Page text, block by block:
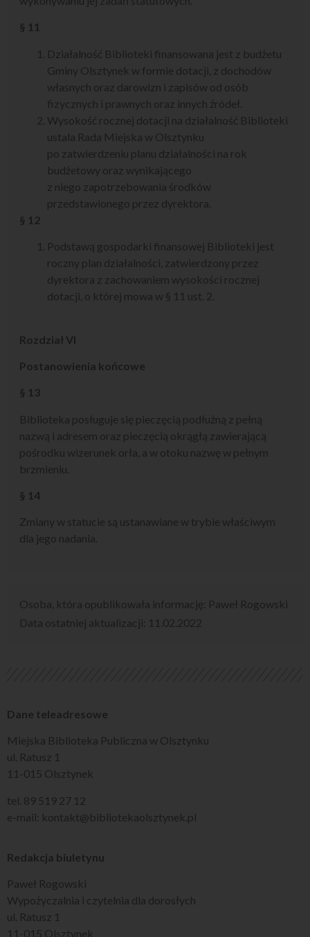
§ 11
Działalność Biblioteki finansowana jest z budżetu
Gminy Olsztynek w formie dotacji, z dochodów
własnych oraz darowizn i zapisów od osób
fizycznych i prawnych oraz innych źródeł.
Wysokość rocznej dotacji na działalność Biblioteki
ustala Rada Miejska w Olsztynku
po zatwierdzeniu planu działalności na rok
budżetowy oraz wynikającego
z niego zapotrzebowania środków
przedstawionego przez dyrektora.
§ 12
Podstawą gospodarki finansowej Biblioteki jest
roczny plan działalności, zatwierdzony przez
dyrektora z zachowaniem wysokości rocznej
dotacji, o której mowa w § 11 ust. 2.
Rozdział VI
Postanowienia końcowe
§ 13
Biblioteka posługuje się pieczęcią podłużną z pełną
nazwą i adresem oraz pieczęcią okrągłą zawierającą
pośrodku wizerunek orła, a w otoku nazwę w pełnym
brzmieniu.
§ 14
Zmiany w statucie są ustanawiane w trybie właściwym
dla jego nadania.
Osoba, która opublikowała informację: Paweł Rogowski
Data ostatniej aktualizacji: 11.02.2022
Dane teleadresowe
Miejska Biblioteka Publiczna w Olsztynku
ul. Ratusz 1
11-015 Olsztynek
tel. 89 519 27 12
e-mail: kontakt@bibliotekaolsztynek.pl
Redakcja biuletynu
Paweł Rogowski
Wypożyczalnia i czytelnia dla dorosłych
ul. Ratusz 1
11-015 Olsztynek